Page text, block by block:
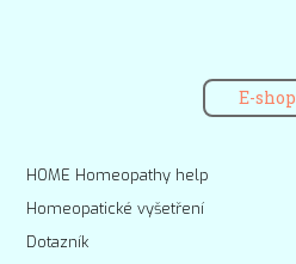
E-shop
HOME Homeopathy help
Homeopatické vyšetření
Dotazník